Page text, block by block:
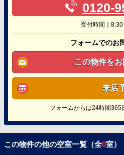
0120-
受付時間｜
フォームでのお
この物件を
来店
フォームからは24時間365
この物件の他の空室一覧（全0室）